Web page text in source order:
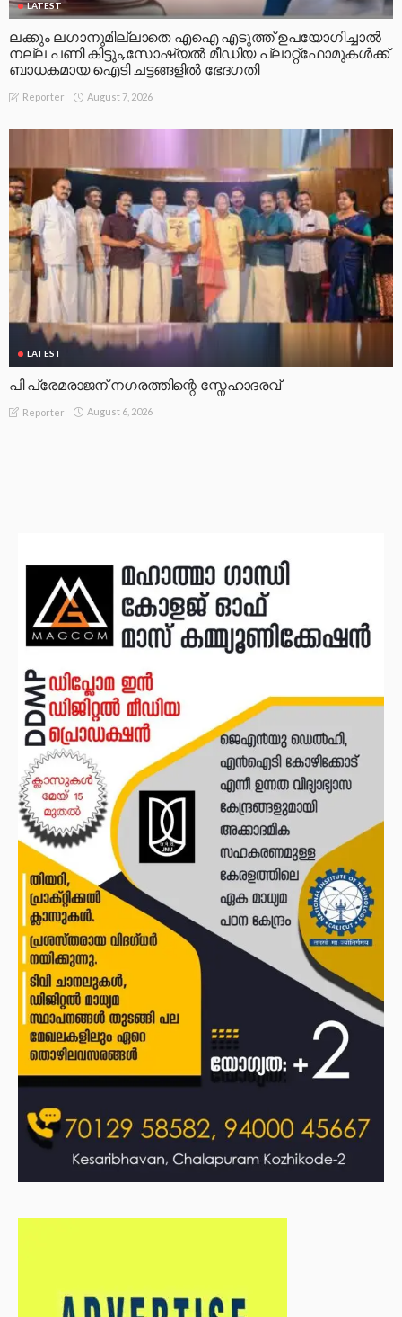
LATEST
ലക്കും ലഗാനുമില്ലാതെ എഐ എടുത്ത് ഉപയോഗിച്ചാല്‍
നല്ല പണി കിട്ടും,സോഷ്യല്‍ മീഡിയ പ്ലാറ്റ്‌ഫോമുകള്‍ക്ക്
ബാധകമായ ഐടി ചട്ടങ്ങളില്‍ ഭേദഗതി
Reporter August 7, 2026
LATEST
പി പ്രേമരാജന് നഗരത്തിന്റെ സ്നേഹാദരവ്
Reporter August 6, 2026